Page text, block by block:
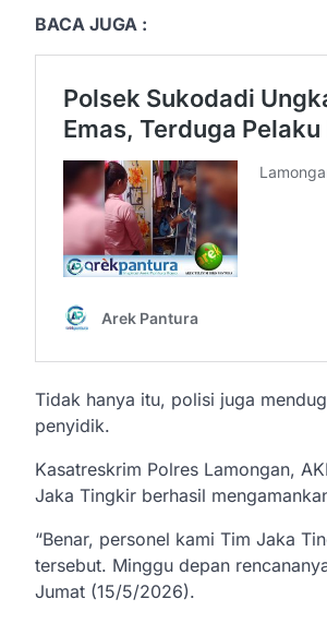
BACA JUGA :
Tidak hanya itu, polisi juga
penyidik.
Kasatreskrim Polres Lamongan,
Jaka Tingkir berhasil
“Benar, personel kami Tim Jaka
tersebut. Minggu depan
Jumat (15/5/2026).